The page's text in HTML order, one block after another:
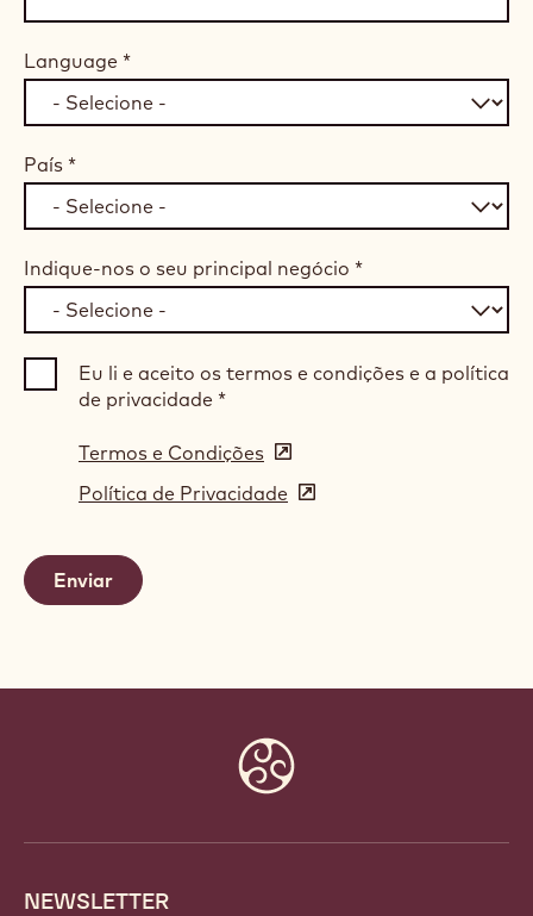
Language *
País *
Indique-nos o seu principal negócio *
Eu li e aceito os termos e condições e a política
de privacidade *
Termos e Condições (opens
in
a
Política de Privacidade (opens
NEWSLETTER